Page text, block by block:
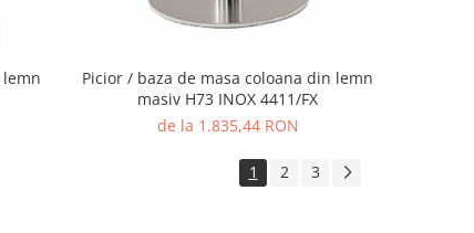
Picior / baza de masa coloana din lemn
masiv H73 INOX 4411/FX
de la 1.835,44 RON
1 2 3